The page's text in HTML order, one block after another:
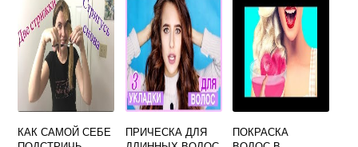
КАК САМОЙ СЕБЕ
ПРИЧЕСКА ДЛЯ
ПОКРАСКА